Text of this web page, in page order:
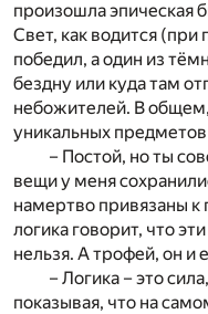
произошла эпическая
Свет, как водится
победил, а один из
бездну или куда там
небожителей. В
уникальных
– Постой, но ты
вещи у меня
намертво привязаны к
логика говорит, что
нельзя. А трофей, он и
– Логика – это
показывая, что на